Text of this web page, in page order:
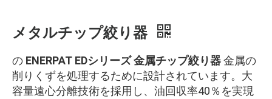
メタルチップ絞り器
の ENERPAT EDシリーズ 金属チップ絞り器金属の
削りくずを処理するために設計されています。大
容量遠心分離技術を採用し、油回収率40％を実現